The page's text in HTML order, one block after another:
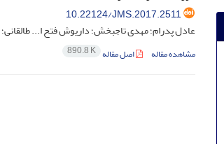
10.22124/JMS.2017.2511
عادل پدرام؛ مهدی تاجبخش؛ داریوش فتح ا...
مشاهده مقاله اصل مقاله 890.8 K